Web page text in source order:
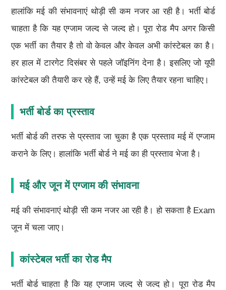
हालांकि मई की संभावनाएं थोड़ी सी कम नजर आ रही है। भर्ती बोर्ड
चाहता है कि यह एग्जाम जल्द से जल्द हो। पूरा रोड मैप अगर किसी
एक भर्ती का तैयार है तो वो केवल और केवल अभी कांस्टेबल का है।
हर हाल में टारगेट दिसंबर से पहले जॉइनिंग देना है। इसलिए जो यूपी
कांस्टेबल की तैयारी कर रहे हैं, उन्हें मई के लिए तैयार रहना चाहिए।
भर्ती बोर्ड का प्रस्ताव
भर्ती बोर्ड की तरफ से प्रस्ताव जा चुका है एक प्रस्ताव मई में एग्जाम
कराने के लिए। हालांकि भर्ती बोर्ड ने मई का ही प्रस्ताव भेजा है।
मई और जून में एग्जाम की संभावना
मई की संभावनाएं थोड़ी सी कम नजर आ रही है। हो सकता है Exam
जून में चला जाए।
कांस्टेबल भर्ती का रोड मैप
भर्ती बोर्ड चाहता है कि यह एग्जाम जल्द से जल्द हो। पूरा रोड मैप